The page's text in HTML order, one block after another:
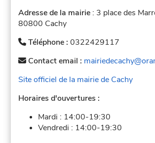
Adresse de la mairie : 3 place des
80800 Cachy
Téléphone :0322429117
Contact email :
Site officiel de la mairie de Cachy
Horaires d'ouvertures :
Mardi : 14:00-19:30
Vendredi : 14:00-19:30